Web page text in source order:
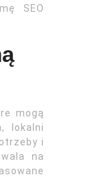
SEO
mogą
lokalni
i
na